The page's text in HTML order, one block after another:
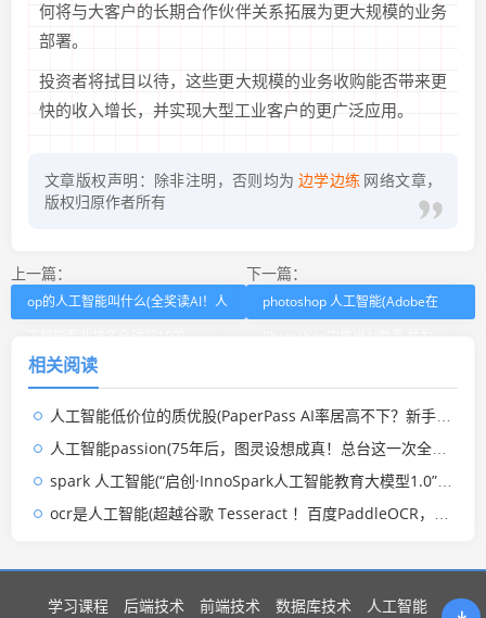
何将与大客户的长期合作伙伴关系拓展为更大规模的业务
部署。
投资者将拭目以待，这些更大规模的业务收购能否带来更
快的收入增长，并实现大型工业客户的更广泛应用。
文章版权声明：除非注明，否则均为 边学边练 网络文章，
版权归原作者所有
上一篇：
op的人工智能叫什么(全奖读AI！人
MBZUAI启动本硕博项目招生)
下一篇：
photoshop 人工智能(Adobe在
相关阅读
人工智能低价位的质优股(PaperPass AI率居高不下？新手零踩坑降重攻略，多款工具谁更靠谱)
人工智能passion(75年后，图灵设想成真！总台这一次全网热议的AI测试如何诞生？)
spark 人工智能(“启创·InnoSpark人工智能教育大模型1.0”在沪“诞生” 专为教育而生)
ocr是人工智能(超越谷歌 Tesseract ！百度PaddleOCR，成为全球第一OCR 工具！)
学习课程 后端技术 前端技术 数据库技术 人工智能